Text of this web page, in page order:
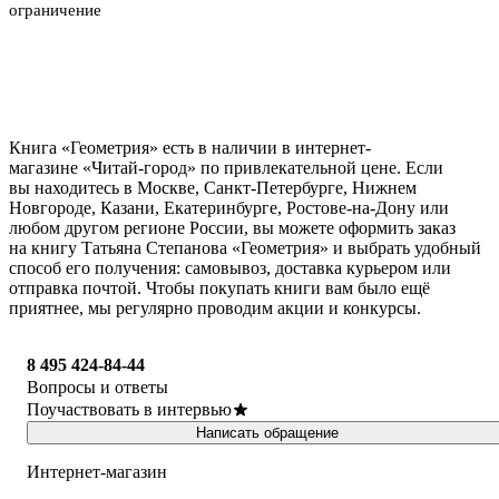
ограничение
Книга «Геометрия» есть в наличии в интернет-
магазине «Читай-город» по привлекательной цене. Если
вы находитесь в Москве, Санкт-Петербурге, Нижнем
Новгороде, Казани, Екатеринбурге, Ростове-на-Дону или
любом другом регионе России, вы можете оформить заказ
на книгу Татьяна Степанова «Геометрия» и выбрать удобный
способ его получения: самовывоз, доставка курьером или
отправка почтой. Чтобы покупать книги вам было ещё
приятнее, мы регулярно проводим акции и конкурсы.
8 495 424-84-44
Вопросы и ответы
Поучаствовать в интервью
Написать обращение
Интернет-магазин